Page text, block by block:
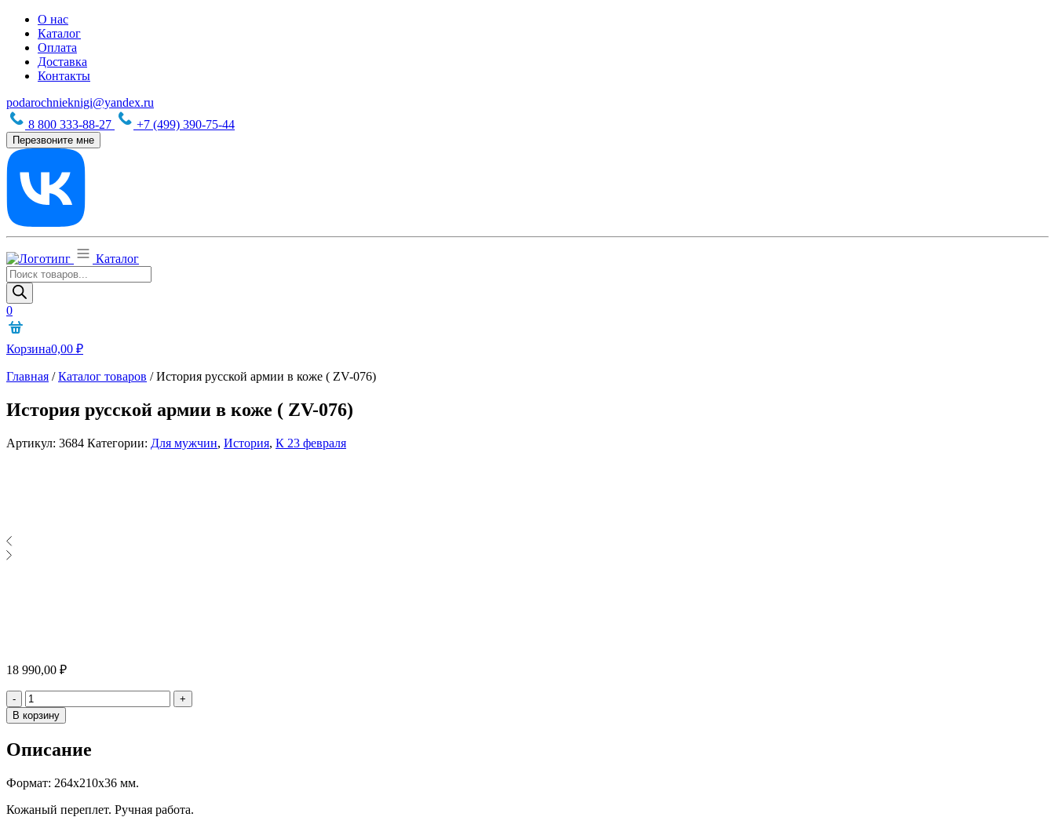
О нас
Каталог
Оплата
Доставка
Контакты
podarochnieknigi@yandex.ru
8 800 333-88-27
+7 (499) 390-75-44
Перезвоните мне
Каталог
Поиск
товаров
0
Корзина0,00 ₽
Главная /Каталог товаров /История русской армии в коже ( ZV-076)
История русской армии в коже ( ZV-076)
Артикул: 3684 Категории: Для мужчин, История, К 23 февраля
18 990,00 ₽
- Количество
+
В корзину
Описание
Формат: 264x210x36 мм.
Кожаный переплет. Ручная работа.